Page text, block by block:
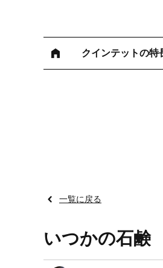
クインテットの特
一覧に戻る
いつかの石鹸